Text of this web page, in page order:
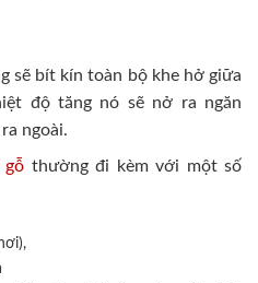
sẽ bít kín toàn bộ khe hở giữa
độ tăng nó sẽ nở ra ngăn
ngoài.
gỗ thường đi kèm với một số